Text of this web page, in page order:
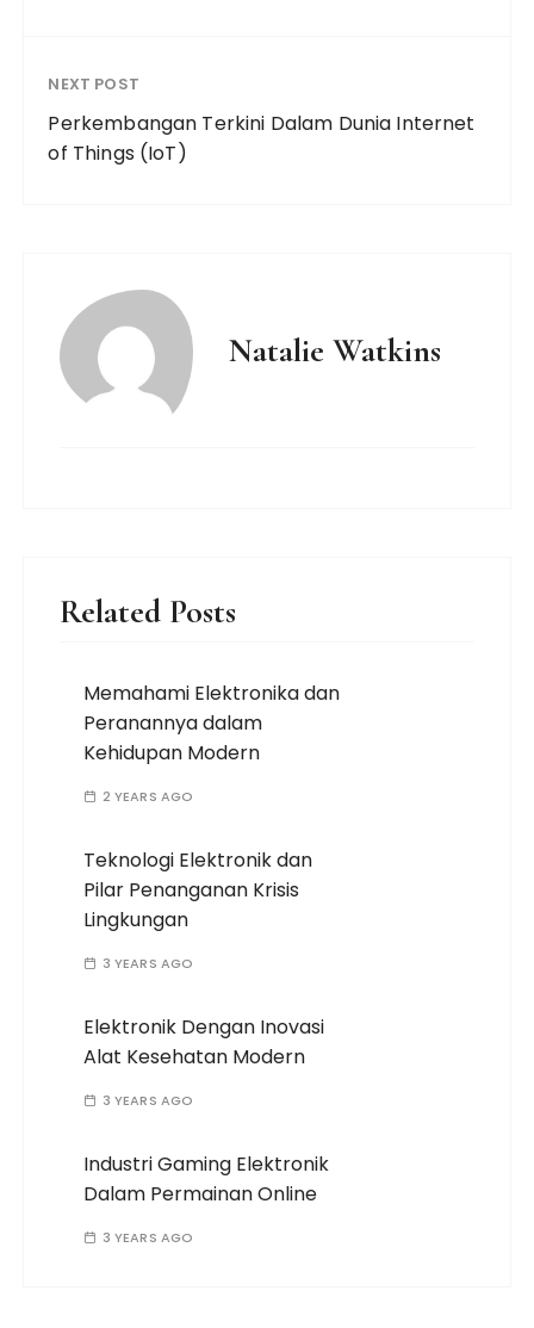
NEXT POST
Perkembangan Terkini Dalam Dunia Internet
of Things (IoT)
Natalie Watkins
Related Posts
Memahami Elektronika dan
Peranannya dalam
Kehidupan Modern
2 YEARS AGO
Teknologi Elektronik dan
Pilar Penanganan Krisis
Lingkungan
3 YEARS AGO
Elektronik Dengan Inovasi
Alat Kesehatan Modern
3 YEARS AGO
Industri Gaming Elektronik
Dalam Permainan Online
3 YEARS AGO